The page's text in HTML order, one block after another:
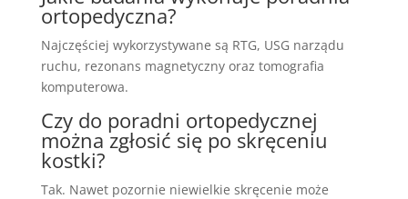
ortopedyczna?
Najczęściej wykorzystywane są RTG, USG narządu
ruchu, rezonans magnetyczny oraz tomografia
komputerowa.
Czy do poradni ortopedycznej
można zgłosić się po skręceniu
kostki?
Tak. Nawet pozornie niewielkie skręcenie może